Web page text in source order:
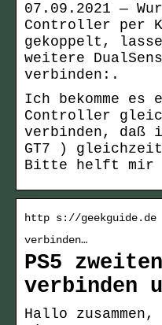
07.09.2021 —
Controller per
gekoppelt,
weitere
verbinden:.
Ich bekomme
Controller
verbinden, daß
GT7 )
Bitte helft mir
http s://
verbinden…
PS5
verbinden
Hallo